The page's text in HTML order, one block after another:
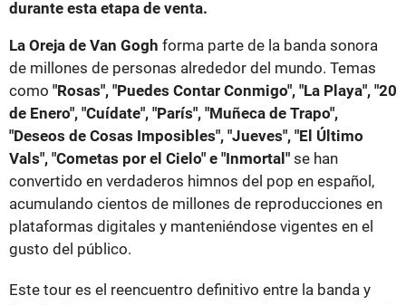
durante esta etapa de venta.
La Oreja de Van Gogh forma parte de la banda sonora
de millones de personas alrededor del mundo. Temas
como "Rosas", "Puedes Contar Conmigo", "La Playa", "20
de Enero", "Cuídate", "París", "Muñeca de Trapo",
"Deseos de Cosas Imposibles", "Jueves", "El Último
Vals", "Cometas por el Cielo" e "Inmortal" se han
convertido en verdaderos himnos del pop en español,
acumulando cientos de millones de reproducciones en
plataformas digitales y manteniéndose vigentes en el
gusto del público.
Este tour es el reencuentro definitivo entre la banda y